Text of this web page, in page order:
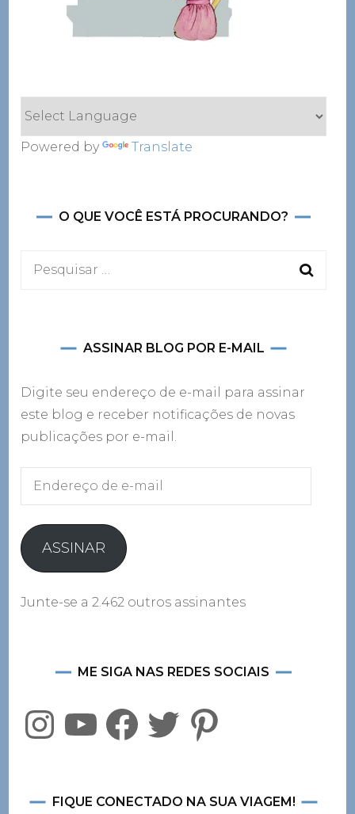
Powered by Translate
O QUE VOCÊ ESTÁ PROCURANDO?
Pesquisar
ASSINAR BLOG POR E-MAIL
Digite seu endereço de e-mail para assinar
este blog e receber notificações de novas
publicações por e-mail.
Endereço
mailASSINAR
Junte-se a 2.462 outros assinantes
ME SIGA NAS REDES SOCIAIS
InstagramYouTubeFacebookTwitter Pinterest
FIQUE CONECTADO NA SUA VIAGEM!